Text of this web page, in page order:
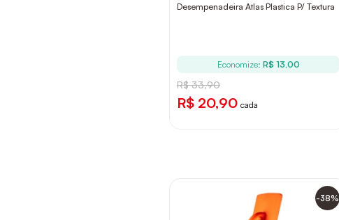
Desempenadeira Atlas Plastica P/ Textura
Economize: R$ 13,00
R$ 33,90
R$ 20,90 cada
-38%